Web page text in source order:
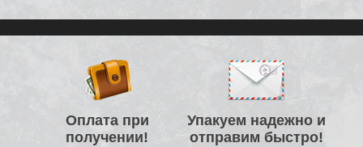
Оплата при
получении!
Упакуем надежно и
отправим быстро!